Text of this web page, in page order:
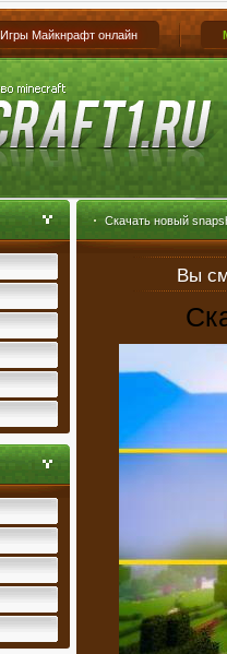
Игры Майкнрафт онлайн
Скачать новый
Вы